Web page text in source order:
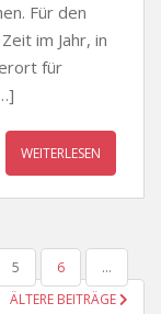
Für den
im Jahr, in
für
WEITERLESEN
5 6
…
ÄLTERE BEITRÄGE